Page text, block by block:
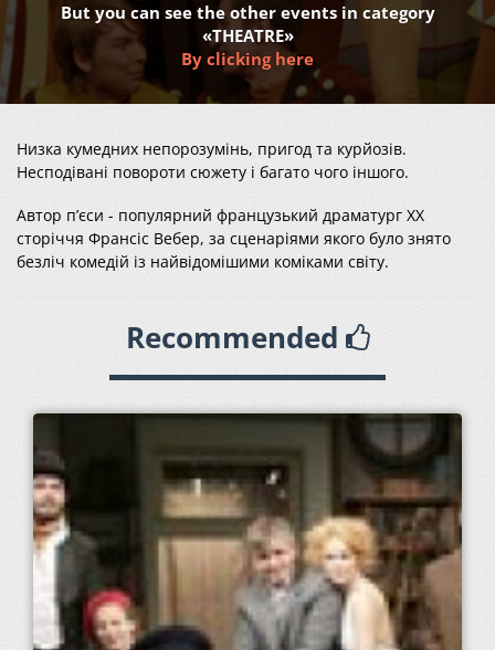
But you can see the other events in category
«THEATRE»
By clicking here
Низка кумедних непорозумінь, пригод та курйозів.
Несподівані повороти сюжету і багато чого іншого.
Автор п’єси - популярний французький драматург ХХ
сторіччя Франсіс Вебер, за сценаріями якого було знято
безліч комедій із найвідомішими коміками світу.
Recommended